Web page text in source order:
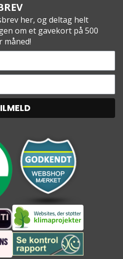
børstet jersey
her, og deltag helt
om et gavekort på 500
måned!